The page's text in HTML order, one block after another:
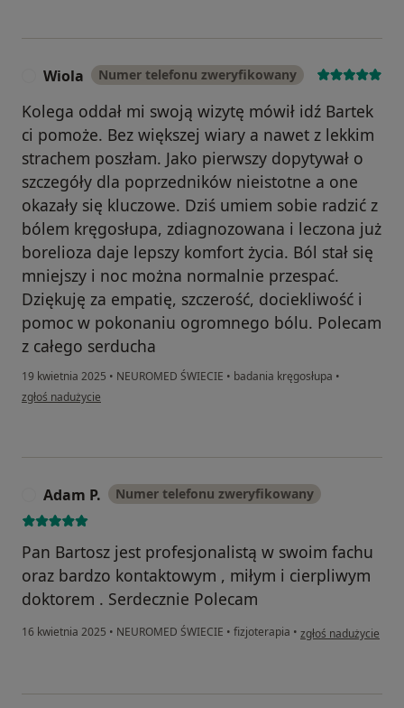
Wiola Numer telefonu zweryfikowany
Kolega oddał mi swoją wizytę mówił idź Bartek
ci pomoże. Bez większej wiary a nawet z lekkim
strachem poszłam. Jako pierwszy dopytywał o
szczegóły dla poprzedników nieistotne a one
okazały się kluczowe. Dziś umiem sobie radzić z
bólem kręgosłupa, zdiagnozowana i leczona już
borelioza daje lepszy komfort życia. Ból stał się
mniejszy i noc można normalnie przespać.
Dziękuję za empatię, szczerość, dociekliwość i
pomoc w pokonaniu ogromnego bólu. Polecam
z całego serducha
19 kwietnia 2025 • NEUROMED ŚWIECIE • badania kręgosłupa •
w opinii użytkownika Wiola
zgłoś nadużycie
Adam P. Numer telefonu zweryfikowany
Pan Bartosz jest profesjonalistą w swoim fachu
oraz bardzo kontaktowym , miłym i cierpliwym
doktorem . Serdecznie Polecam
16 kwietnia 2025 • NEUROMED ŚWIECIE • fizjoterapia • w opinii użytkownika
zgłoś nadużycie